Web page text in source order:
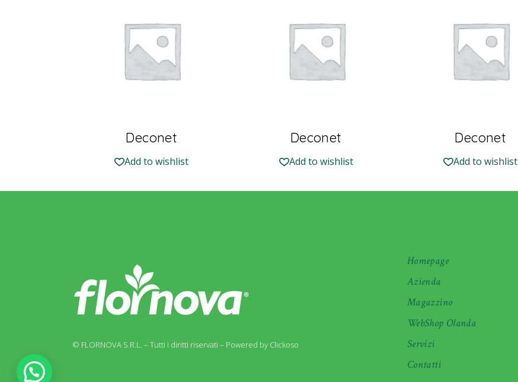
Deconet
Add to wishlist
Deconet
Add to wishlist
Deconet
Add to wishlist
© FLORNOVA S.R.L. – Tutti i diritti riservati – Powered by Clickoso
Homepage
Azienda
Magazzino
WebShop Olanda
Servizi
Contatti